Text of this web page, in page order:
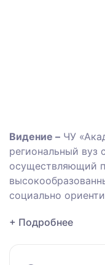
Видение – ЧУ
региональный вуз
осуществляющий
социально
+ Подробнее